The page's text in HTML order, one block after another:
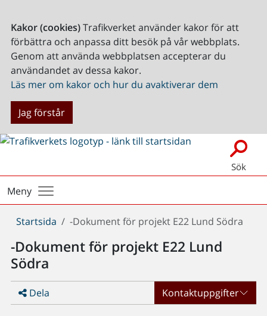
Kakor (cookies)Trafikverket använder kakor för att
förbättra och anpassa ditt besök på vår webbplats.
Genom att använda webbplatsen accepterar du
användandet av dessa kakor.
Läs mer om kakor och hur du avaktiverar dem
Jag förstår
Sök
Meny
Du
här:
Startsida -Dokument för projekt E22 Lund Södra
-Dokument för projekt E22 Lund
Södra
Dela Kontaktuppgifter